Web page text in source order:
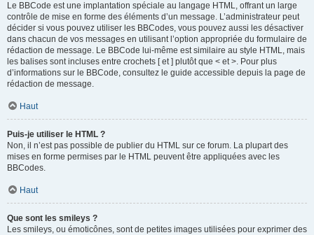
Le BBCode est une implantation spéciale au langage HTML, offrant un large
contrôle de mise en forme des éléments d’un message. L’administrateur peut
décider si vous pouvez utiliser les BBCodes, vous pouvez aussi les désactiver
dans chacun de vos messages en utilisant l’option appropriée du formulaire de
rédaction de message. Le BBCode lui-même est similaire au style HTML, mais
les balises sont incluses entre crochets [ et ] plutôt que < et >. Pour plus
d’informations sur le BBCode, consultez le guide accessible depuis la page de
rédaction de message.
Haut
Puis-je utiliser le HTML ?
Non, il n’est pas possible de publier du HTML sur ce forum. La plupart des
mises en forme permises par le HTML peuvent être appliquées avec les
BBCodes.
Haut
Que sont les smileys ?
Les smileys, ou émoticônes, sont de petites images utilisées pour exprimer des